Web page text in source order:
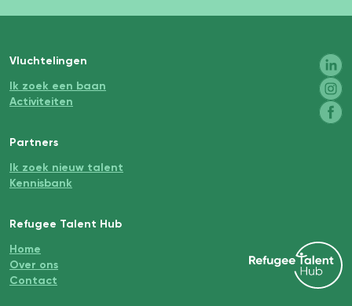
Vluchtelingen
Ik zoek een baan
Activiteiten
Partners
Ik zoek nieuw talent
Kennisbank
Refugee Talent Hub
Home
Over ons
Contact